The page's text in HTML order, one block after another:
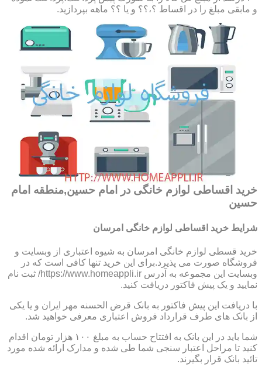
و مابقی مبلغ را در اقساط ؟،؟؟ و یا ؟؟ ماهه بپردازید.
خرید اقساطی لوازم خانگی در امام حسین,منطقه امام
حسین
شرایط خرید اقساطی لوازم خانگی امرسان
خرید قسطی لوازم خانگی امرسان به شیوه اعتباری از وبسایت و
فروشگاه صورت می پذیرد.برای این خرید تنها کافی است که در
وبسایت این مجموعه به آدرس https://www.homeappli.ir/ ثبت نام
نمایید و یک پیش فاکتور دریافت کنید.
با دریافت این پیش فاکتور به بانک قرض الحسنه مهر ایران و یا یکی
از بانک های طرف قرارداد فروش اعتباری معرفی خواهید شد.
شما باید در این بانک به افتتاح حساب به مبلغ ۱۰۰ هزار تومان اقدام
کنید تا مراحل اعتبار سنجی شما طی شده و مدارک ارائه شده مورد
تائید بانک قرار بگیرند.